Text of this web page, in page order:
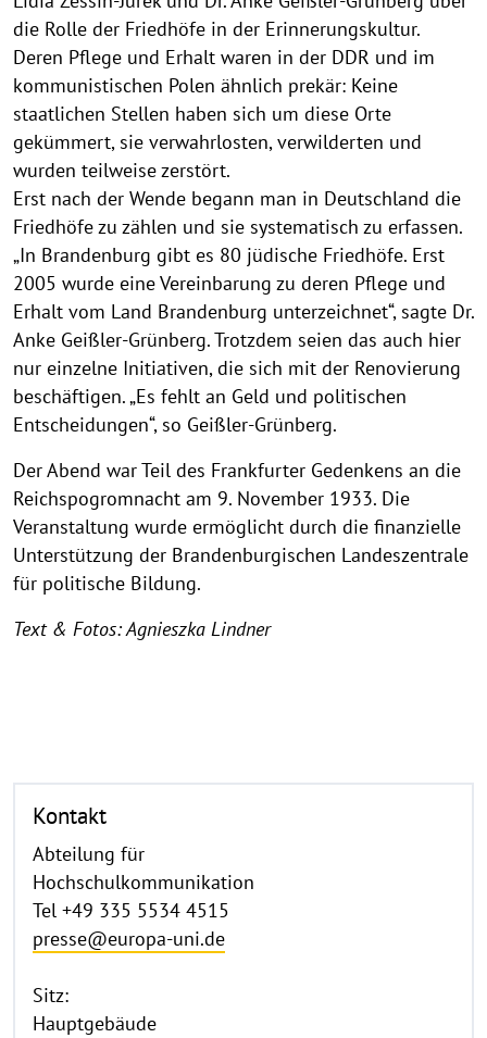
die Rolle der Friedhöfe in der Erinnerungskultur.
Deren Pflege und Erhalt waren in der DDR und im
kommunistischen Polen ähnlich prekär: Keine
staatlichen Stellen haben sich um diese Orte
gekümmert, sie verwahrlosten, verwilderten und
wurden teilweise zerstört.
Erst nach der Wende begann man in Deutschland die
Friedhöfe zu zählen und sie systematisch zu erfassen.
„In Brandenburg gibt es 80 jüdische Friedhöfe. Erst
2005 wurde eine Vereinbarung zu deren Pflege und
Erhalt vom Land Brandenburg unterzeichnet“, sagte Dr.
Anke Geißler-Grünberg. Trotzdem seien das auch hier
nur einzelne Initiativen, die sich mit der Renovierung
beschäftigen. „Es fehlt an Geld und politischen
Entscheidungen“, so Geißler-Grünberg.
Der Abend war Teil des Frankfurter Gedenkens an die
Reichspogromnacht am 9. November 1933. Die
Veranstaltung wurde ermöglicht durch die finanzielle
Unterstützung der Brandenburgischen Landeszentrale
für politische Bildung.
Text & Fotos: Agnieszka Lindner
Kontakt
Abteilung für
Hochschulkommunikation
Tel +49 335 5534 4515
presse@europa-uni.de
Sitz:
Hauptgebäude